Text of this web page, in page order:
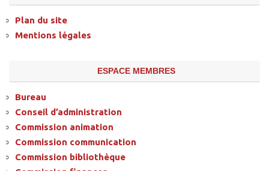
Plan du site
Mentions légales
ESPACE MEMBRES
Bureau
Conseil d’administration
Commission animation
Commission communication
Commission bibliothèque